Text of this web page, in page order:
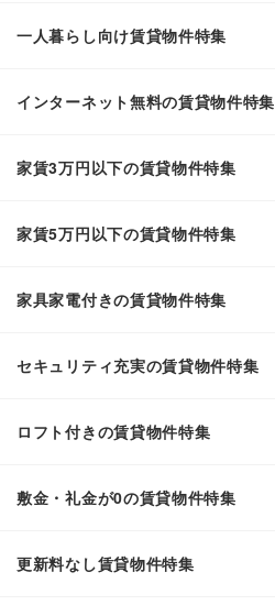
一人暮らし向け賃貸物件特集
インターネット無料の賃貸物件特集
家賃3万円以下の賃貸物件特集
家賃5万円以下の賃貸物件特集
家具家電付きの賃貸物件特集
セキュリティ充実の賃貸物件特集
ロフト付きの賃貸物件特集
敷金・礼金が0の賃貸物件特集
更新料なし賃貸物件特集